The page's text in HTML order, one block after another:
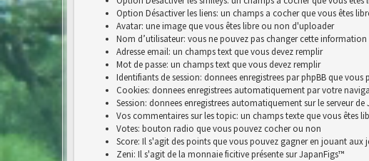
Option Désactiver les liens: un champs a cocher que vous êtes
Avatar: une image que vous êtes libre ou non d'uploader
Nom d’utilisateur: vous ne pouvez pas changer cette information
Adresse email: un champs text que vous devez remplir
Mot de passe: un champs text que vous devez remplir
Identifiants de session: donnees enregistrees par phpBB que vous
Cookies: donnees enregistrees automatiquement par votre
Session: donnees enregistrees automatiquement sur le serveur
Vos commentaires sur les topic: un champs texte que vous êtes
Votes: bouton radio que vous pouvez cocher ou non
Score: Il s'agit des points que vous pouvez gagner en jouant aux
Zeni: Il s'agit de la monnaie ficitive présente sur JapanFigs™